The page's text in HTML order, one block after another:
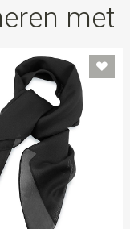
met